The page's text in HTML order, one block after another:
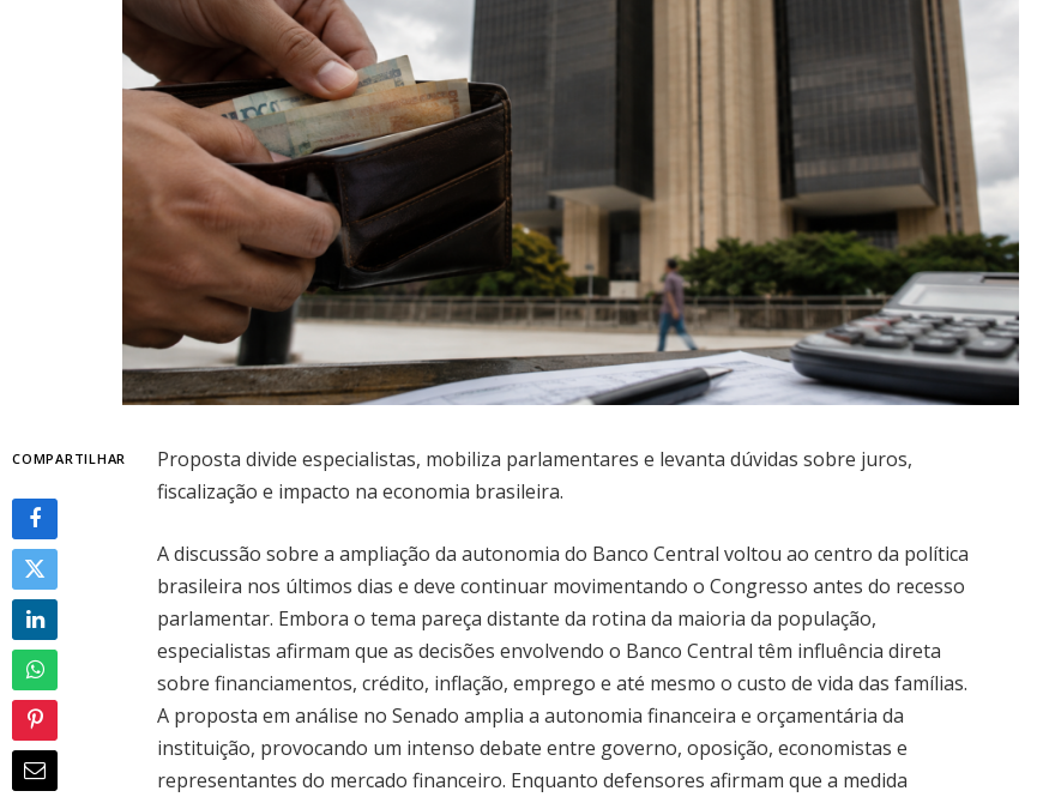
COMPARTILHAR
Proposta divide especialistas, mobiliza parlamentares e levanta dúvidas sobre juros,
fiscalização e impacto na economia brasileira.
A discussão sobre a ampliação da autonomia do Banco Central voltou ao centro da política
brasileira nos últimos dias e deve continuar movimentando o Congresso antes do recesso
parlamentar. Embora o tema pareça distante da rotina da maioria da população,
especialistas afirmam que as decisões envolvendo o Banco Central têm influência direta
sobre financiamentos, crédito, inflação, emprego e até mesmo o custo de vida das famílias.
A proposta em análise no Senado amplia a autonomia financeira e orçamentária da
instituição, provocando um intenso debate entre governo, oposição, economistas e
representantes do mercado financeiro. Enquanto defensores afirmam que a medida